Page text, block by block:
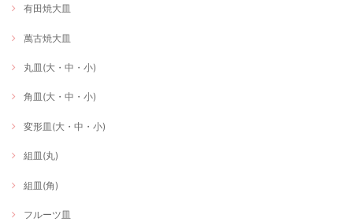
有田焼大皿
萬古焼大皿
丸皿(大・中・小)
角皿(大・中・小)
変形皿(大・中・小)
組皿(丸)
組皿(角)
フルーツ皿